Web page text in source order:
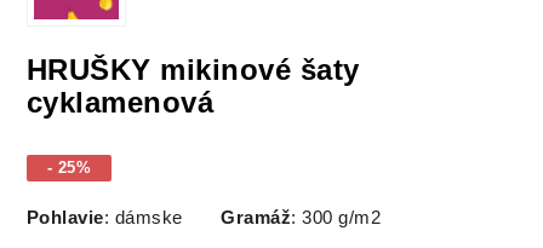
HRUŠKY mikinové šaty
cyklamenová
- 25%
Pohlavie: dámskeGramáž: 300 g/m2